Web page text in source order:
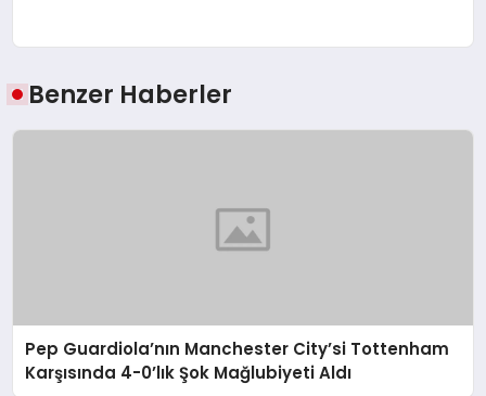
Benzer Haberler
Pep Guardiola’nın Manchester City’si Tottenham
Karşısında 4-0’lık Şok Mağlubiyeti Aldı